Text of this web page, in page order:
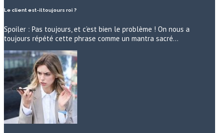
Le client est-il toujours roi ?
Spoiler : Pas toujours, et c’est bien le problème ! On nous a
toujours répété cette phrase comme un mantra sacré…